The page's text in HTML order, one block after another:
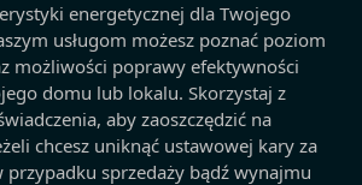
energetycznej dla Twojego
usługom możesz poznać poziom
możliwości poprawy efektywności
domu lub lokalu. Skorzystaj z
aby zaoszczędzić na
chcesz uniknąć ustawowej kary za
przypadku sprzedaży bądź wynajmu